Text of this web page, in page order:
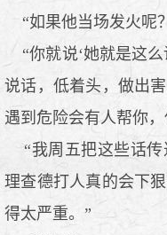
“如果他当场发火呢
“你就说‘她就是这么
说话，低着头，做出
遇到危险会有人帮你
“我周五把这些话传
理查德打人真的会下
得太严重。”